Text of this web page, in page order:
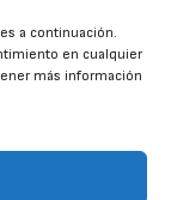
a continuación.
en cualquier
más información